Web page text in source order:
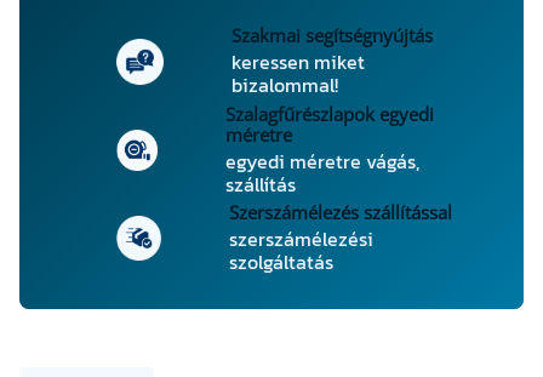
s
z
l
p
0
0
×
Szakmai segítségnyújtás
keressen miket
bizalommal!
Szalagfűrészlapok egyedi
méretre
egyedi méretre vágás,
szállítás
Szerszámélezés szállítással
szerszámélezési
szolgáltatás